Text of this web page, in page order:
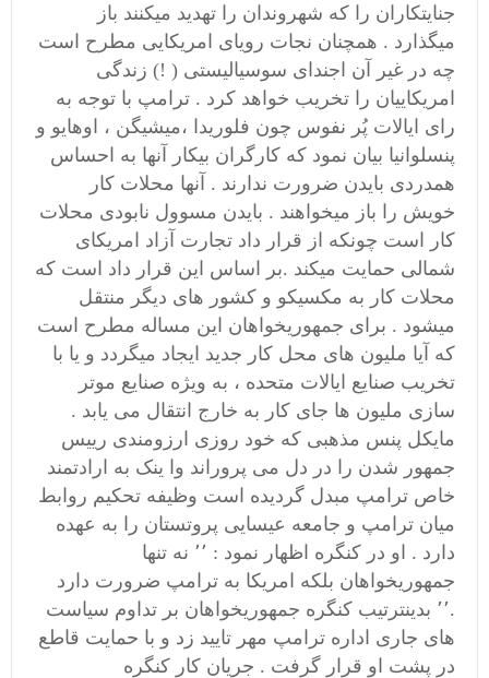
جنایتکاران را که شهروندان را تهدید میکنند باز
میگذارد . همچنان نجات رویای امریکایی مطرح است
چه در غیر آن اجندای سوسیالیستی ( !) زندگی
امریکاییان را تخریب خواهد کرد . ترامپ با توجه به
رای ایالات پُر نفوس چون فلوریدا ،میشیگن ، اوهایو و
پنسلوانیا بیان نمود که کارگران بیکار آنها به احساس
همدردی بایدن ضرورت ندارند . آنها محلات کار
خویش را باز میخواهند . بایدن مسوول نابودی محلات
کار است چونکه از قرار داد تجارت آزاد امریکای
شمالی حمایت میکند .بر اساس این قرار داد است که
محلات کار به مکسیکو و کشور های دیگر منتقل
میشود . برای جمهوریخواهان این مساله مطرح است
که آیا ملیون های محل کار جدید ایجاد میگردد و یا با
تخریب صنایع ایالات متحده ، به ویژه صنایع موتر
سازی ملیون ها جای کار به خارج انتقال می یابد .
مایکل پنس مذهبی که خود روزی ارزومندی رییس
جمهور شدن را در دل می پروراند وا ینک به ارادتمند
خاص ترامپ مبدل گردیده است وظیفه تحکیم روابط
میان ترامپ و جامعه عیسایی پروتستان را به عهده
دارد . او در کنگره اظهار نمود : ٬٬ نه تنها
جمهوریخواهان بلکه امریکا به ترامپ ضرورت دارد
.٬٬ بدینترتیب کنگره جمهوریخواهان بر تداوم سیاست
های جاری اداره ترامپ مهر تایید زد و با حمایت قاطع
در پشت او قرار گرفت . جریان کار کنگره